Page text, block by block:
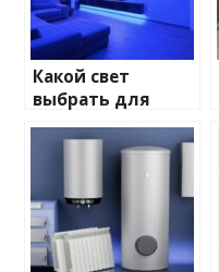
Какой свет
выбрать для
домашнего
освещения